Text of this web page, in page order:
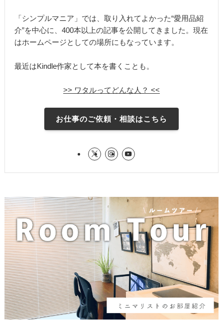
「シンプルマニア」では、取り入れてよかった“愛用品紹
介”を中心に、400本以上の記事を公開してきました。現在
はホームページとしての場所にもなっています。
最近はKindle作家として本を書くことも。
>> ワタルってどんな人？ <<
お仕事のご依頼・相談はこちら